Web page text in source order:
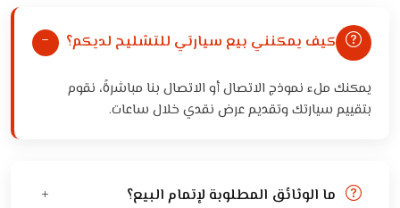
كيف يمكنني بيع سيارتي للتشليح لديكم؟
يمكنك ملء نموذج الاتصال أو الاتصال بنا مباشرةً، نقوم
بتقييم سيارتك وتقديم عرض نقدي خلال ساعات.
ما الوثائق المطلوبة لإتمام البيع؟